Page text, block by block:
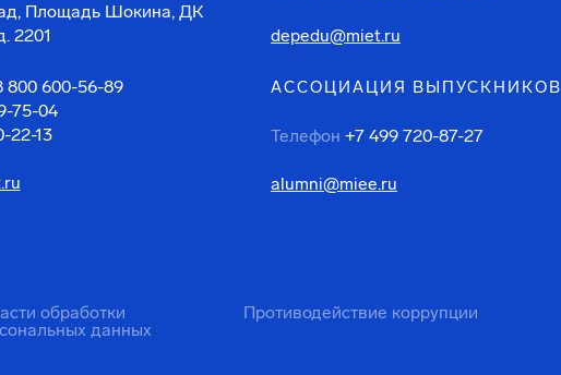
Площадь Шокина, ДК
2201
800 600-56-89
75-04
22-13
depedu@miet.ru
АССОЦИАЦИЯ ВЫПУСКНИКОВ
Телефон +7 499 720-87-27
alumni@miee.ru
обработки
данных
Противодействие коррупции